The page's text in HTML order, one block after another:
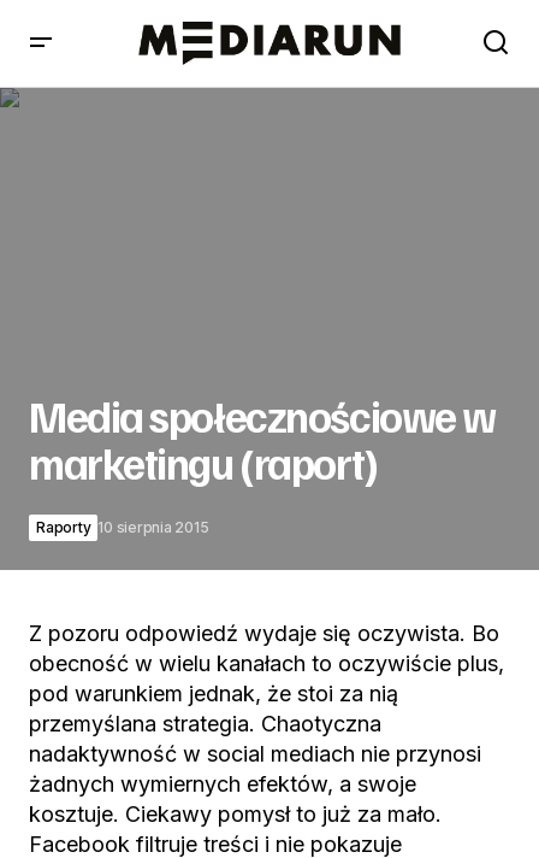
Media społecznościowe w
marketingu (raport)
Raporty 10 sierpnia 2015
Z pozoru odpowiedź wydaje się oczywista. Bo
obecność w wielu kanałach to oczywiście plus,
pod warunkiem jednak, że stoi za nią
przemyślana strategia. Chaotyczna
nadaktywność w social mediach nie przynosi
żadnych wymiernych efektów, a swoje
kosztuje. Ciekawy pomysł to już za mało.
Facebook filtruje treści i nie pokazuje